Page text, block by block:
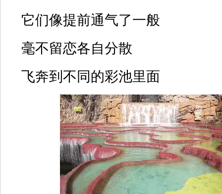
它们像提前通气了一般
毫不留恋各自分散
飞奔到不同的彩池里面